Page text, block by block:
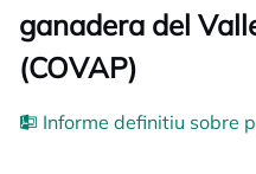
ganadera del
(COVAP)
Informe definitiu sobre